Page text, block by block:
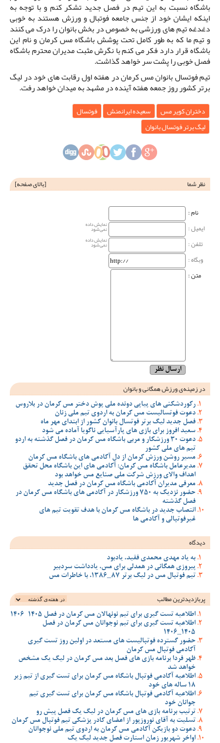
باشگاه نسبت به این تیم در فصل جدید تشکر کنم و با توجه به
اینکه ایشان خود از جنس جامعه فوتبال و ورزش هستند به خوبی
دغدغه تیم های ورزشی به خصوص در بخش بانوان را درک می کنند
و تیم ما که به طور کامل تحت پوشش باشگاه مس کرمان و نام این
باشگاه قرار دارد فکر می کنم با نگرش مثبت مدیران محترم باشگاه
فصل خوبی را پشت سر خواهد گذاشت.
تیم فوتسال بانوان مس کرمان در هفته اول رقابت های خود در لیگ
برتر کشور روز جمعه هفته آینده در مشهد به میدان خواهد رفت.
دختران کویر مس سعیده ایرانمنش
فوتسال
لیگ برتر فوتسال بانوان
نظر شما [بالای صفحه]
نام‌ :
ایمیل :
نمایش داده
نمی‌شود
تلفن : نمایش داده
نمی‌شود
وبگاه‌ :
متن :
در زمینه‌ی ورزش همگانی و بانوان
رکوردشکنی های پیاپی دونده ملی پوش دختر مس کرمان در بلاروس
دعوت فوتسالیست مس کرمان به اردوی تیم ملی زنان
فصل جدید لیگ برتر فوتسال بانوان کشور از ابتدای مهر ماه
سعید افروز برای بازی های پارآسیایی ناگویا آماده می شود
دعوت 30 ورزشکار و مربی باشگاه مس کرمان در فصل گذشته به اردو
تیم های ملی کشور
مسیر روشن ورزش کرمان از دل آکادمی های باشگاه مس کرمان
مدیرعامل باشگاه مس کرمان: آکادمی های این باشگاه محل تحقق
اهداف والای ورزش شرکت ملی صنایع مس خواهد بود
معرفی مدیران آکادمی باشگاه مس کرمان در فصل جدید
حضور نزدیک به 750 ورزشکار در آکادمی های باشگاه مس کرمان در
فصل گذشته
انتصاب جدید در باشگاه مس کرمان با هدف تقویت تیم‌ های
غیرفوتبالی و آکادمی‌ ها
دیدگاه
به یاد مهدی محمدی فقید، یادبود
پیروزی همگانی در همدلی برای مس، یادداشت سردبیر
تیم فوتبال مس در لیگ برتر 87_1386، با خاطرات مس
پربازدیدترین‌ مطالب
اطلاعیه تست گیری برای تیم نونهالان مس کرمان در فصل 1405-1406
اطلاعیه تست گیری برای تیم نوجوانان مس کرمان در فصل
1405_1406
حضور گسترده فوتبالیست های مستعد در اولین روز تست گیری
آکادمی فوتبال مس کرمان
ظهر فردا برنامه بازی های فصل بعد مس کرمان در لیگ یک مشخص
خواهد شد
اطلاعیه آکادمی فوتبال باشگاه مس کرمان برای تست گیری از تیم زیر
18 ساله های خود
اطلاعیه آکادمی فوتبال باشگاه مس کرمان برای تست گیری تیم
جوانان خود
ترتیب برنامه بازی های مس کرمان در لیگ یک فصل پیش رو
تسلیت به آقای نوروزپور از اعضای کادر پزشکی تیم فوتبال مس کرمان
دعوت دو بازیکن آکادمی مس کرمان به اردوی تیم ملی نوجوانان
اواخر شهریور زمان استارت فصل جدید لیگ یک